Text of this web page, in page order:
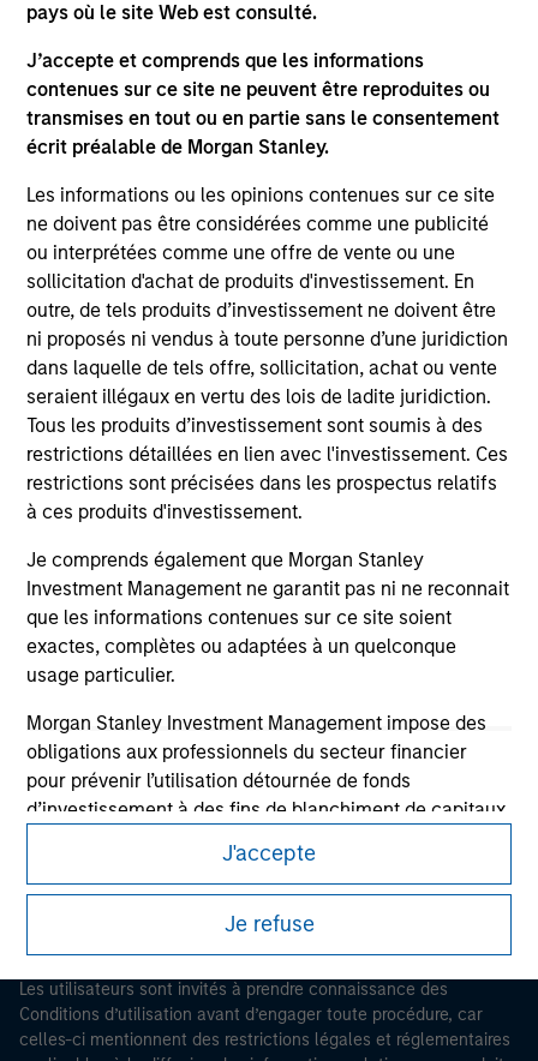
pays où le site Web est consulté.
J’accepte et comprends que les informations
contenues sur ce site ne peuvent être reproduites ou
transmises en tout ou en partie sans le consentement
écrit préalable de Morgan Stanley.
Les informations ou les opinions contenues sur ce site
ne doivent pas être considérées comme une publicité
ou interprétées comme une offre de vente ou une
sollicitation d'achat de produits d'investissement. En
outre, de tels produits d’investissement ne doivent être
ni proposés ni vendus à toute personne d’une juridiction
dans laquelle de tels offre, sollicitation, achat ou vente
seraient illégaux en vertu des lois de ladite juridiction.
Tous les produits d’investissement sont soumis à des
restrictions détaillées en lien avec l'investissement. Ces
restrictions sont précisées dans les prospectus relatifs
à ces produits d'investissement.
Je comprends également que Morgan Stanley
Investment Management ne garantit pas ni ne reconnait
que les informations contenues sur ce site soient
exactes, complètes ou adaptées à un quelconque
usage particulier.
Morgan Stanley Investment Management impose des
obligations aux professionnels du secteur financier
pour prévenir l’utilisation détournée de fonds
d’investissement à des fins de blanchiment de capitaux,
des abonnés et la réalisation de vérifications, ainsi que
d'autres contrôles de sécurité pertinents.
affiliées, ne pourra être tenue responsable de
quelconques pertes résultant directement ou
J'accepte
Je refuse
As of July 25, 2025. The above is provided for informational
and educational purposes only. There is no guarantee that
the investment mentioned resulted in positive performance
(for realized holdings), or will perform well in the future (for
current holdings). The trademarks and service marks above
are the property of their respective owners. The information
on this website has not been authorized, sponsored, or
otherwise approved by such owners. By clicking on any
links shown here, you agree that you are navigating to a
third party site. We are providing these hyperlinks to you
only as a convenience and the inclusion of any hyperlink is
not and does not imply any endorsement, approval,
investigation, verification or monitoring by us of any
information contained in any hyperlinked site. In no event
shall we be responsible for the information contained on
the site or your use of such site.
Morgan Stanley
Morgan Stanley Careers
Les utilisateurs sont invités à prendre connaissance des
Conditions d’utilisation avant d’engager toute procédure, car
celles-ci mentionnent des restrictions légales et réglementaires